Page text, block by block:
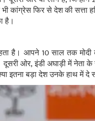
कांग्रेस फिर से देश की सत्ता
है।
है। आपने 10 साल तक
दूसरी ओर,इंडी अघाड़ी में नेता के
इतना बड़ा देश उनके हाथ में